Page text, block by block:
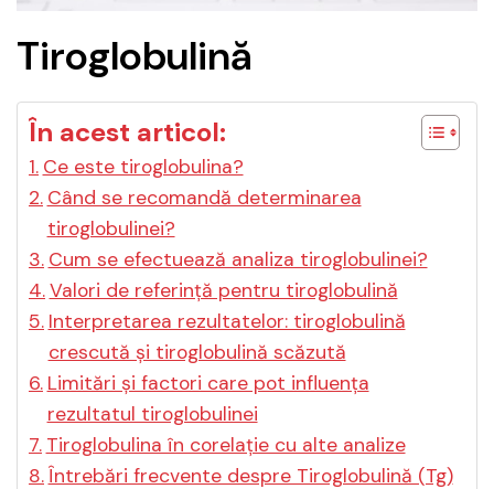
Tiroglobulină
În acest articol:
Ce este tiroglobulina?
Când se recomandă determinarea
tiroglobulinei?
Cum se efectuează analiza tiroglobulinei?
Valori de referință pentru tiroglobulină
Interpretarea rezultatelor: tiroglobulină
crescută și tiroglobulină scăzută
Limitări și factori care pot influența
rezultatul tiroglobulinei
Tiroglobulina în corelație cu alte analize
Întrebări frecvente despre Tiroglobulină (Tg)